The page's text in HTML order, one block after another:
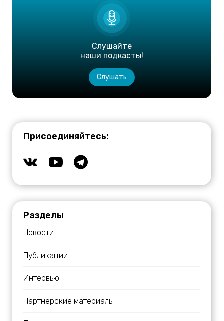
Слушайте
наши подкасты!
Слушать
Присоединяйтесь:
Разделы
Новости
Публикации
Интервью
Партнерские материалы